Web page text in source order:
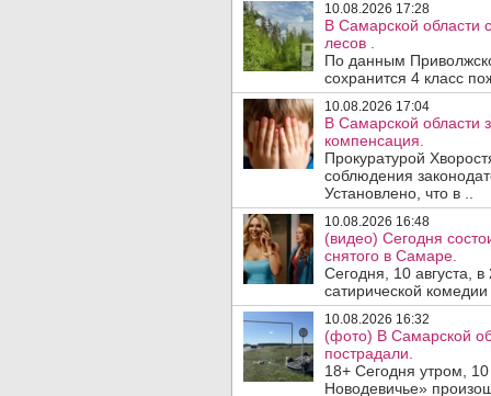
10.08.2026 17:28
В Самарской области
лесов .
По данным
сохранится 4 класс
10.08.2026 17:04
В Самарской области
компенсация.
Прокуратурой
соблюдения
Установлено, что в ..
10.08.2026 16:48
(видео) Сегодня
снятого в Самаре.
Сегодня, 10 августа,
сатирической
10.08.2026 16:32
(фото) В Самарской
пострадали.
18+ Сегодня утром,
Новодевичье»